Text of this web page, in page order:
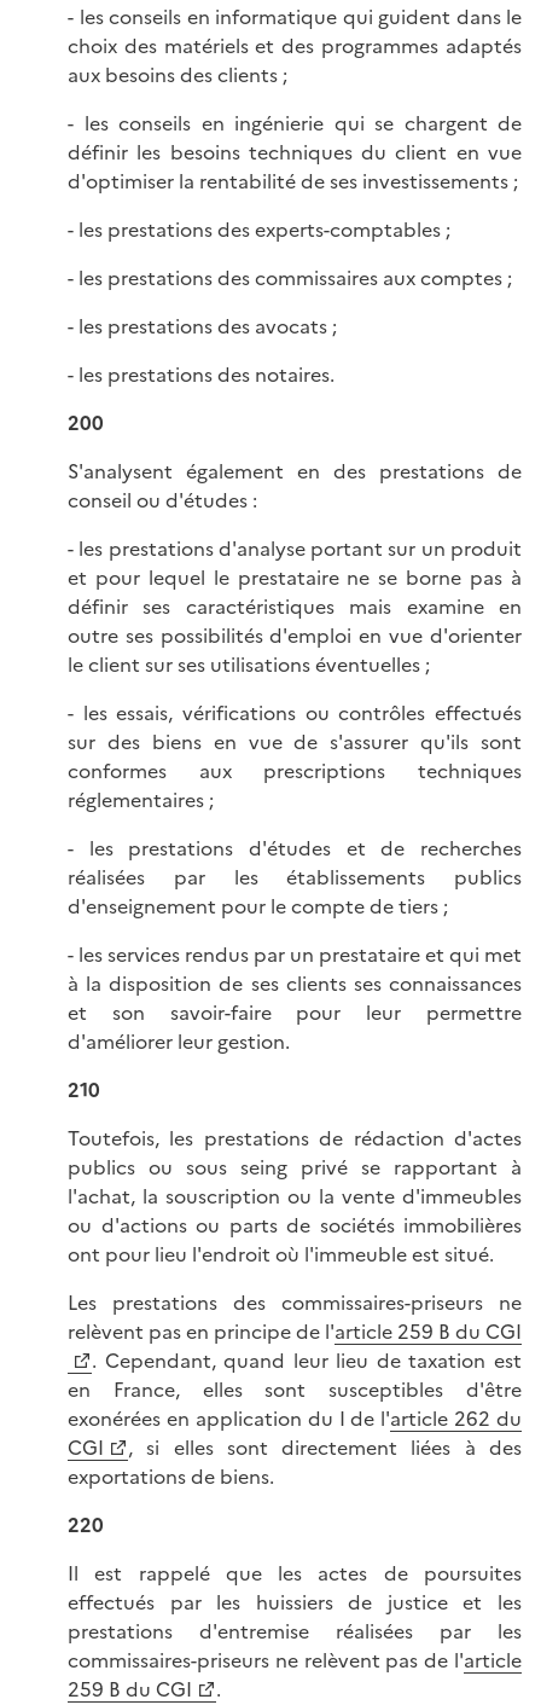
- les conseils en informatique qui guident dans le
choix des matériels et des programmes adaptés
aux besoins des clients ;
- les conseils en ingénierie qui se chargent de
définir les besoins techniques du client en vue
d'optimiser la rentabilité de ses investissements ;
- les prestations des experts-comptables ;
- les prestations des commissaires aux comptes ;
- les prestations des avocats ;
- les prestations des notaires.
200
S'analysent également en des prestations de
conseil ou d'études :
- les prestations d'analyse portant sur un produit
et pour lequel le prestataire ne se borne pas à
définir ses caractéristiques mais examine en
outre ses possibilités d'emploi en vue d'orienter
le client sur ses utilisations éventuelles ;
- les essais, vérifications ou contrôles effectués
sur des biens en vue de s'assurer qu'ils sont
conformes aux prescriptions techniques
réglementaires ;
- les prestations d'études et de recherches
réalisées par les établissements publics
d'enseignement pour le compte de tiers ;
- les services rendus par un prestataire et qui met
à la disposition de ses clients ses connaissances
et son savoir-faire pour leur permettre
d'améliorer leur gestion.
210
Toutefois, les prestations de rédaction d'actes
publics ou sous seing privé se rapportant à
l'achat, la souscription ou la vente d'immeubles
ou d'actions ou parts de sociétés immobilières
ont pour lieu l'endroit où l'immeuble est situé.
Les prestations des commissaires-priseurs ne
relèvent pas en principe de l'article 259 B du CGI
. Cependant, quand leur lieu de taxation est
en France, elles sont susceptibles d'être
exonérées en application du I de l'article 262 du
CGI
, si elles sont directement liées à des
exportations de biens.
220
Il est rappelé que les actes de poursuites
effectués par les huissiers de justice et les
prestations d'entremise réalisées par les
commissaires-priseurs ne relèvent pas de l'article
259 B du CGI
.